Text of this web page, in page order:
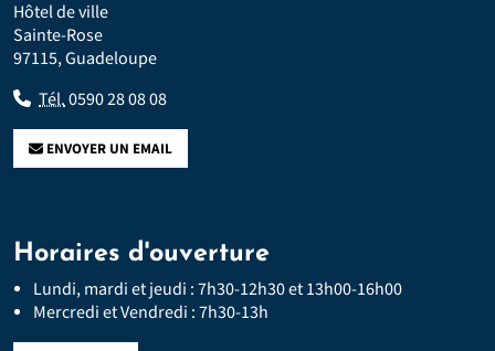
Hôtel de ville
Sainte-Rose
97115, Guadeloupe
Tél.0590 28 08 08
ENVOYER UN EMAIL
Horaires d'ouverture
Lundi, mardi et jeudi : 7h30-12h30 et 13h00-16h00
Mercredi et Vendredi : 7h30-13h